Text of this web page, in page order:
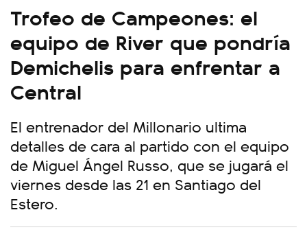
Trofeo de Campeones: el
equipo de River que pondría
Demichelis para enfrentar a
Central
El entrenador del Millonario ultima
detalles de cara al partido con el equipo
de Miguel Ángel Russo, que se jugará el
viernes desde las 21 en Santiago del
Estero.